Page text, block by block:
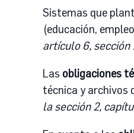
Sistemas que
(educación,
artículo 6,
Las obligaciones
técnica y archivos
la sección 2,